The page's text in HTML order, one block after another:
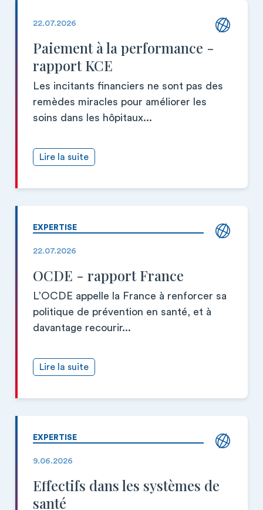
22.07.2026
Paiement à la performance -
rapport KCE
Les incitants financiers ne sont pas des
remèdes miracles pour améliorer les
soins dans les hôpitaux...
Lire la suite
EXPERTISE
22.07.2026
OCDE - rapport France
L’OCDE appelle la France à renforcer sa
politique de prévention en santé, et à
davantage recourir...
Lire la suite
EXPERTISE
9.06.2026
Effectifs dans les systèmes de
santé